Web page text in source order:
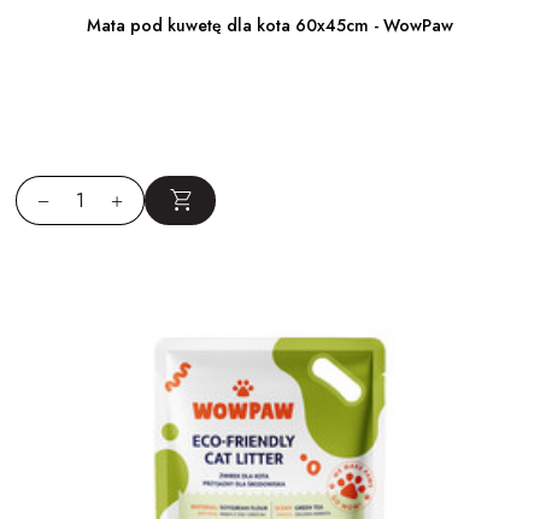
Mata pod kuwetę dla kota 60x45cm - WowPaw